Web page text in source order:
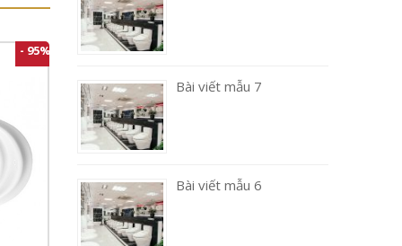
- 95%
Bài viết mẫu 7
Bài viết mẫu 6